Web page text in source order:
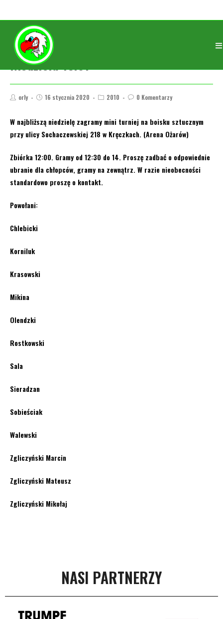
Niedziela 19.01
orly 16 stycznia 2020 2010 0 Komentarzy
W najbliższą niedzielę zagramy mini turniej na boisku sztucznym
przy ulicy Sochaczewskiej 218 w Kręczkach. (Arena Ożarów)
Zbiórka 12:00. Gramy od 12:30 do 14. Proszę zadbać o odpowiednie
ubranie dla chłopców, gramy na zewnątrz. W razie nieobecności
standardowo proszę o kontakt.
Powołani:
Chlebicki
Korniluk
Krasowski
Mikina
Olendzki
Rostkowski
Sala
Sieradzan
Sobieściak
Walewski
Zgliczyński Marcin
Zgliczyński Mateusz
Zgliczyński Mikołaj
NASI PARTNERZY